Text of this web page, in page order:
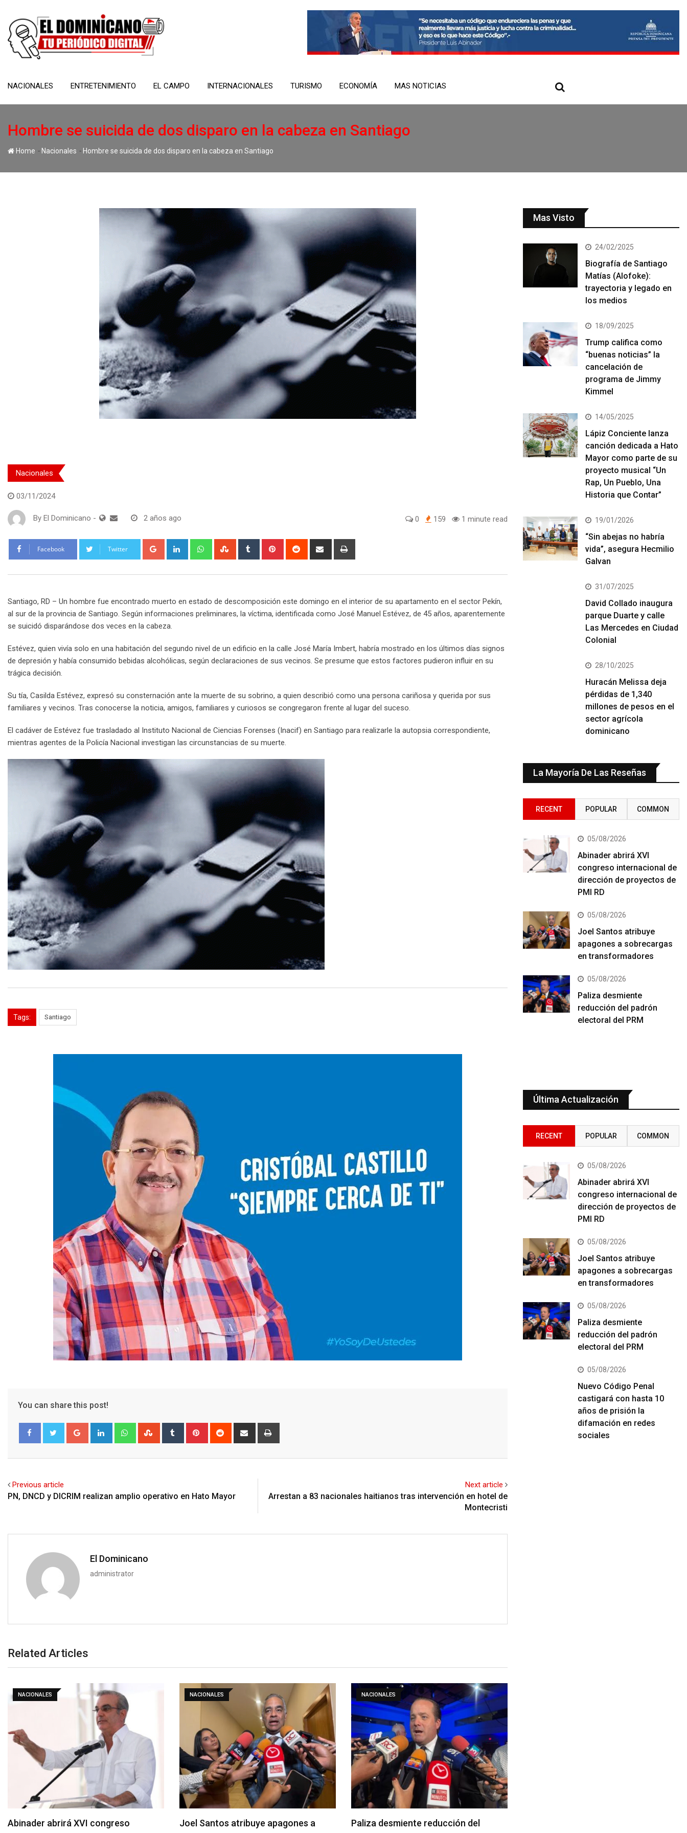
content
NACIONALES ENTRETENIMIENTO EL CAMPO INTERNACIONALES TURISMO ECONOMÍA MAS NOTICIAS
Hombre se suicida de dos disparo en la cabeza en Santiago
Home - Nacionales - Hombre se suicida de dos disparo en la cabeza en Santiago
Nacionales
03/11/2024
By El Dominicano - 2 años ago 0 159 1 minute read
Facebook Twitter Google+ LinkedIn WhatsappStumbleUpon
Tumblr Pinterest Reddit
Share
Santiago, RD – Un hombre fue encontrado muerto en estado de descomposición este domingo en el interior de su apartamento en el sector Pekín,
al sur de la provincia de Santiago. Según informaciones preliminares, la víctima, identificada como José Manuel Estévez, de 45 años, aparentemente
se suicidó disparándose dos veces en la cabeza.
Estévez, quien vivía solo en una habitación del segundo nivel de un edificio en la calle José María Imbert, habría mostrado en los últimos días signos
de depresión y había consumido bebidas alcohólicas, según declaraciones de sus vecinos. Se presume que estos factores pudieron influir en su
trágica decisión.
Su tía, Casilda Estévez, expresó su consternación ante la muerte de su sobrino, a quien describió como una persona cariñosa y querida por sus
familiares y vecinos. Tras conocerse la noticia, amigos, familiares y curiosos se congregaron frente al lugar del suceso.
El cadáver de Estévez fue trasladado al Instituto Nacional de Ciencias Forenses (Inacif) en Santiago para realizarle la autopsia correspondiente,
mientras agentes de la Policía Nacional investigan las circunstancias de su muerte.
Tags: Santiago
You can share this post!
Google+ LinkedIn WhatsappStumbleUpon
Tumblr Pinterest Reddit
Share
Previous article
PN, DNCD y DICRIM realizan amplio operativo en Hato Mayor
Next article
Arrestan a 83 nacionales haitianos tras intervención en hotel de
Montecristi
El Dominicano
administrator
Related Articles
NACIONALES
Abinader abrirá XVI congreso
NACIONALES
Joel Santos atribuye apagones a
NACIONALES
Paliza desmiente reducción del
Mas Visto
24/02/2025
Biografía de Santiago
Matías (Alofoke):
trayectoria y legado en
los medios
18/09/2025
Trump califica como
“buenas noticias” la
cancelación de
programa de Jimmy
Kimmel
14/05/2025
Lápiz Conciente lanza
canción dedicada a Hato
Mayor como parte de su
proyecto musical “Un
Rap, Un Pueblo, Una
Historia que Contar”
19/01/2026
“Sin abejas no habría
vida”, asegura Hecmilio
Galvan
31/07/2025
David Collado inaugura
parque Duarte y calle
Las Mercedes en Ciudad
Colonial
28/10/2025
Huracán Melissa deja
pérdidas de 1,340
millones de pesos en el
sector agrícola
dominicano
La Mayoría De Las Reseñas
RECENT POPULAR COMMON
05/08/2026
Abinader abrirá XVI
congreso internacional de
dirección de proyectos de
PMI RD
05/08/2026
Joel Santos atribuye
apagones a sobrecargas
en transformadores
05/08/2026
Paliza desmiente
reducción del padrón
electoral del PRM
Última Actualización
RECENT POPULAR COMMON
05/08/2026
Abinader abrirá XVI
congreso internacional de
dirección de proyectos de
PMI RD
05/08/2026
Joel Santos atribuye
apagones a sobrecargas
en transformadores
05/08/2026
Paliza desmiente
reducción del padrón
electoral del PRM
05/08/2026
Nuevo Código Penal
castigará con hasta 10
años de prisión la
difamación en redes
sociales